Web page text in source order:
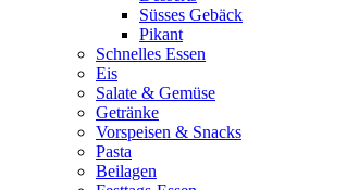
Süsses Gebäck
Pikant
Schnelles Essen
Eis
Salate & Gemüse
Getränke
Vorspeisen & Snacks
Pasta
Beilagen